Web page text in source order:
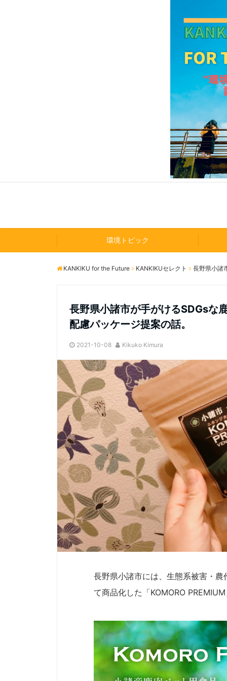
環境トピック
KANKIKU for the Future KANKIKUセレクト 長野県小諸
長野県小諸市が手がけるSDGsな
配慮パッケージ提案の話。
2021-10-08 Kikuko Kimura
長野県小諸市には、生態系被害・
て商品化した「KOMORO